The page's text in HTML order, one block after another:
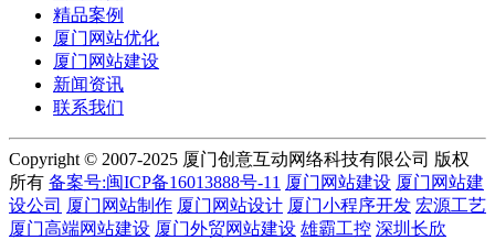
精品案例
厦门网站优化
厦门网站建设
新闻资讯
联系我们
Copyright © 2007-2025 厦门创意互动网络科技有限公司 版权
所有 备案号:闽ICP备16013888号-11 厦门网站建设 厦门网站建
设公司 厦门网站制作 厦门网站设计 厦门小程序开发 宏源工艺
厦门高端网站建设 厦门外贸网站建设 雄霸工控 深圳长欣